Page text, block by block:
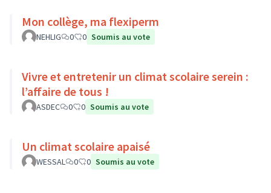
Mon collège, ma flexiperm
NEHLIG 0 0 Soumis au vote
Vivre et entretenir un climat scolaire serein :
l’affaire de tous !
ASDEC 0 0 Soumis au vote
Un climat scolaire apaisé
WESSAL 0 0 Soumis au vote